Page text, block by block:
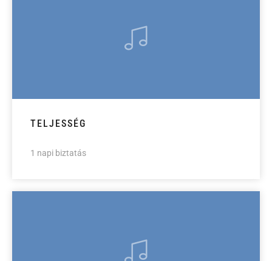
TELJESSÉG
1 napi biztatás